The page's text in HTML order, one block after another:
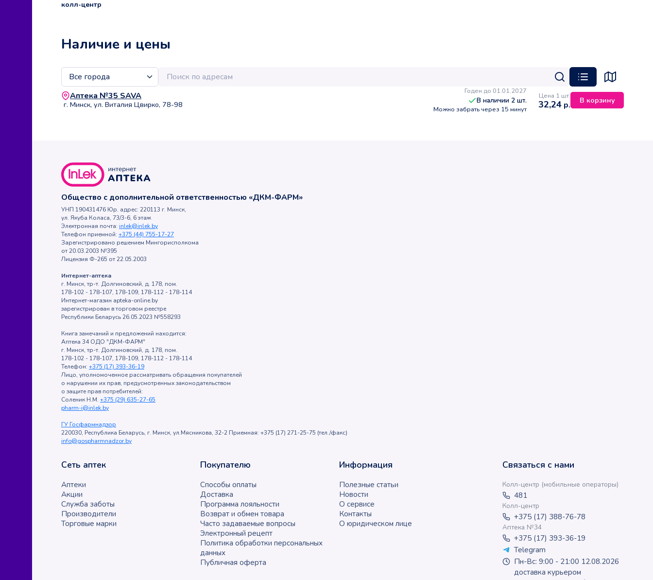
колл-центр
Наличие и цены
Аптека №35 SAVA
г. Минск, ул. Виталия Цвирко, 78-98
Годен до 01.01.2027
В наличии 2 шт.
Можно забрать через 15 минут
Цена 1 шт.
32,24 р. В корзину
Общество с дополнительной ответственностью «ДКМ-ФАРМ»
УНП 190431476 Юр. адрес: 220113 г. Минск,
ул. Якуба Коласа, 73/3-6, 6 этаж
Электронная почта: inlek@inlek.by
Телефон приемной: +375 (44) 755-17-27
Зарегистрировано решением Мингорисполкома
от 20.03.2003 №395
Лицензия Ф-265 от 22.05.2003
Интернет-аптека
г. Минск, тр-т. Долгиновский, д. 178, пом.
178-102 - 178-107, 178-109, 178-112 - 178-114
Интернет-магазин apteka-online.by
зарегистрирован в торговом реестре
Республики Беларусь 26.05.2023 №558293
Книга замечаний и предложений находится:
Аптека 34 ОДО "ДКМ-ФАРМ"
г. Минск, тр-т. Долгиновский, д. 178, пом.
178-102 - 178-107, 178-109, 178-112 - 178-114
Телефон: +375 (17) 393-36-19
Лицо, уполномоченное рассматривать обращения покупателей
о нарушении их прав, предусмотренных законодательством
о защите прав потребителей:
Соленик Н.М. +375 (29) 635-27-65
pharm-i@inlek.by
ГУ Госфармнадзор
220030, Республика Беларусь, г. Минск, ул.Мясникова, 32-2 Приемная: +375 (17) 271-25-75 (тел./факс)
info@gospharmnadzor.by
Сеть аптек
Аптеки
Акции
Служба заботы
Производители
Торговые марки
Покупателю
Способы оплаты
Доставка
Программа лояльности
Возврат и обмен товара
Часто задаваемые вопросы
Электронный рецепт
Политика обработки персональных
данных
Публичная оферта
Информация
Полезные статьи
Новости
О сервисе
Контакты
О юридическом лице
Связаться с нами
Колл-центр (мобильные операторы)
481
Колл-центр
+375 (17) 388-76-78
Аптека №34
+375 (17) 393-36-19
Telegram
Пн-Вс: 9:00 - 21:00 12.08.2026
доставка курьером